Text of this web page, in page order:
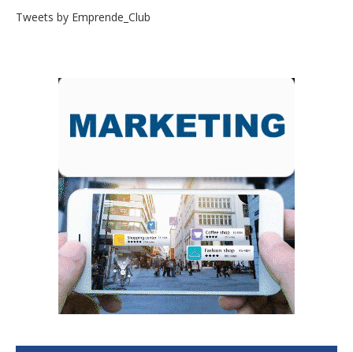
Tweets by Emprende_Club